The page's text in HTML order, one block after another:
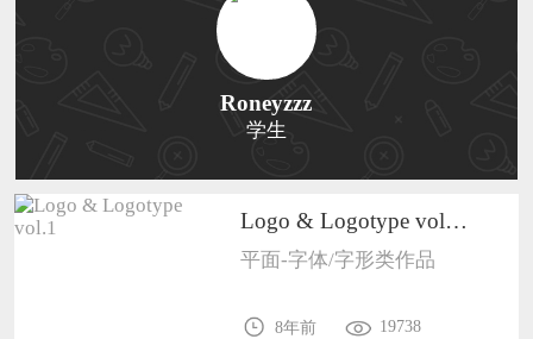
恭喜133****6466用户作品已成功备案！
恭喜131****1475用户作品已成功备案！
恭喜133****8874用户作品已成功备案！
恭喜138****8638用户作品已成功备案！
恭喜133****9020用户作品已成功备案！
Roneyzzz
学生
Logo & Logotype vol.11005
平面-字体/字形类作品
8年前 19738